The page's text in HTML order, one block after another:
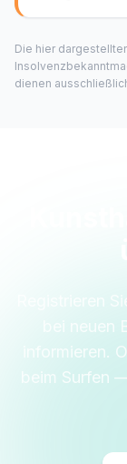
Die hier
dienen
Registrieren
bei neuen
informieren.
beim Surfen